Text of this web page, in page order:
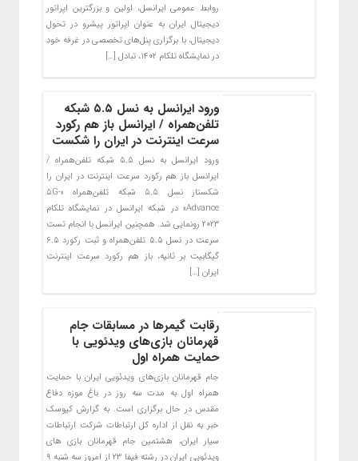
روابط عمومی ایرانسل، اولین و بزرگترین اپراتور
دیجیتال ایران به عنوان اپراتور پیشرو در تحول
دیجیتال، با برگزاری پنل‌های تخصصی در غرفه خود
در نمایشگاه تلکام ۱۴۰۲، تبادل […]
ورود ایرانسل به نسل ۵.۵ شبکه
تلفن‌همراه / ایرانسل باز هم رکورد
سرعت اینترنت در ایران را شکست
ورود ایرانسل به نسل ۵.۵ شبکه تلفن‌همراه /
ایرانسل باز هم رکورد سرعت اینترنت در ایران را
شکستاز نسل ۵.۵ شبکه تلفن‌همراه «۵G-
Advance» در شبکه ایرانسل در نمایشگاه تلکام
۲۰۲۳ رونمایی شد. همچنین ایرانسل با انجام تست
سرعت در نسل ۵.۵ تلفن‌همراه و ثبت رکورد ۶.۵
گیگابیت بر ثانیه، باز هم رکورد سرعت اینترنت
ایران […]
رقابت گیمرها در مسابقات جام
قهرمانان بازی‌های ویدئویی با
حمایت همراه اول
جام قهرمانان بازی‌های ویدئویی ایران با حمایت
همراه اول به مدت سه روز در باغ موزه دفاع
مقدس در حال برگزاری است. به گزارش کیوسک
خبر به نقل از اداره کل ارتباطات شرکت ارتباطات
سیار ایران، هشتمین جام قهرمانان بازی های
ویدئویی ایران در رشته فیفا ۲۳ از امروز سه شنبه ۹